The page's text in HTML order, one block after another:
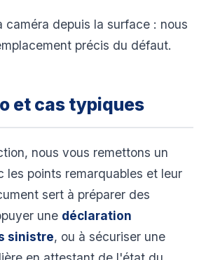
caméra depuis la surface : nous
précis du défaut.
et cas typiques
nous vous remettons un
les points remarquables et leur
sert à préparer des
une déclaration
sinistre, ou à sécuriser une